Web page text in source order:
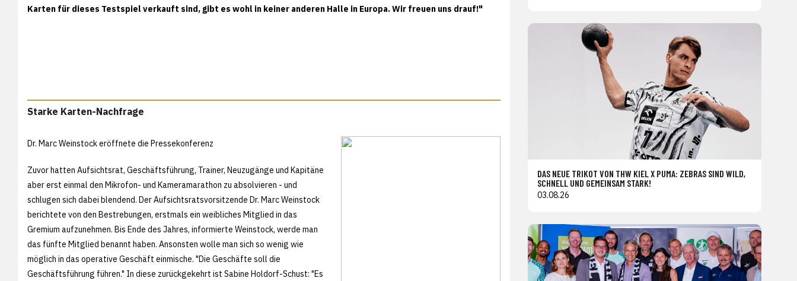
Karten für dieses Testspiel verkauft sind, gibt es wohl in keiner anderen Halle in Europa. Wir freuen uns drauf!"
Starke Karten-Nachfrage
Dr. Marc Weinstock eröffnete die Pressekonferenz
Zuvor hatten Aufsichtsrat, Geschäftsführung, Trainer, Neuzugänge und Kapitäne
aber erst einmal den Mikrofon- und Kameramarathon zu absolvieren - und
schlugen sich dabei blendend. Der Aufsichtsratsvorsitzende Dr. Marc Weinstock
berichtete von den Bestrebungen, erstmals ein weibliches Mitglied in das
Gremium aufzunehmen. Bis Ende des Jahres, informierte Weinstock, werde man
das fünfte Mitglied benannt haben. Ansonsten wolle man sich so wenig wie
möglich in das operative Geschäft einmische. "Die Geschäfte soll die
Geschäftsführung führen." In diese zurückgekehrt ist Sabine Holdorf-Schust: "Es
DAS NEUE TRIKOT VON THW KIEL X PUMA: ZEBRAS SIND WILD,
SCHNELL UND GEMEINSAM STARK!
03.08.26